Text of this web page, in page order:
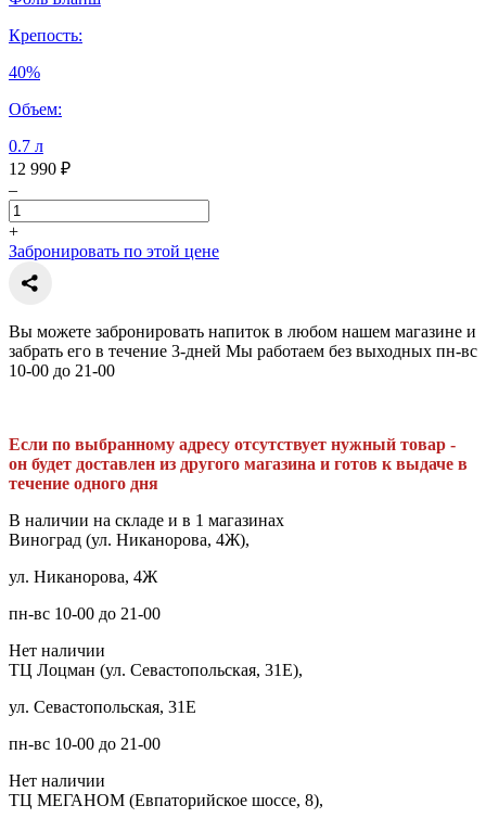
Крепость:
40%
Объем:
0.7 л
12 990 ₽
–
+
Забронировать по этой цене
Вы можете забронировать напиток в любом нашем магазине и
забрать его в течение 3-дней Мы работаем без выходных пн-вс
10-00 до 21-00
Если по выбранному адресу отсутствует нужный товар -
он будет доставлен из другого магазина и готов к выдаче в
течение одного дня
В наличии на складе и в 1 магазинах
Виноград (ул. Никанорова, 4Ж),
ул. Никанорова, 4Ж
пн-вс 10-00 до 21-00
Нет наличии
ТЦ Лоцман (ул. Севастопольская, 31Е),
ул. Севастопольская, 31Е
пн-вс 10-00 до 21-00
Нет наличии
ТЦ МЕГАНОМ (Евпаторийское шоссе, 8),